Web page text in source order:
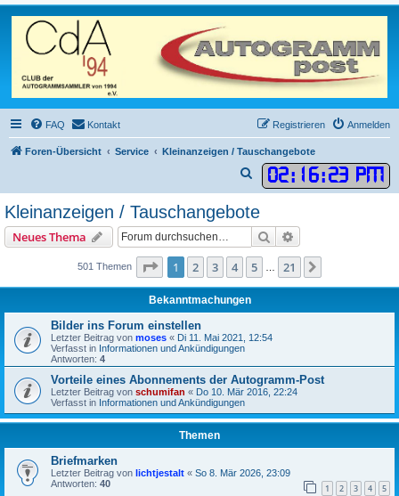
FAQ Kontakt Anmelden
Registrieren
Foren-Übersicht Service Kleinanzeigen / Tauschangebote
02: 16:23 PM
u
c
h
e
Kleinanzeigen / Tauschangebote
Neues Thema Suche
501 Themen Seite 1von 21
1 2 3 4 5 21
Bekanntmachungen
Bilder ins Forum einstellen
Letzter Beitrag von moses « Di 11. Mai 2021, 12:54
Verfasst in Informationen und Ankündigungen
Antworten: 4
Vorteile eines Abonnements der Autogramm-Post
Letzter Beitrag von schumifan « Do 10. Mär 2016, 22:24
Verfasst in Informationen und Ankündigungen
Themen
Briefmarken
Letzter Beitrag von lichtjestalt « So 8. Mär 2026, 23:09
Antworten: 40 1 2 3 4 5